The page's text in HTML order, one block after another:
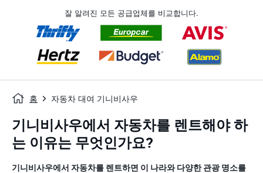
잘 알려진 모든 공급업체를 비교합니다.
홈 자동차 대여 기니비사우
기니비사우에서 자동차를 렌트해야 하
는 이유는 무엇인가요?
기니비사우에서 자동차를 렌트하면 이 나라와 다양한 관광 명소를